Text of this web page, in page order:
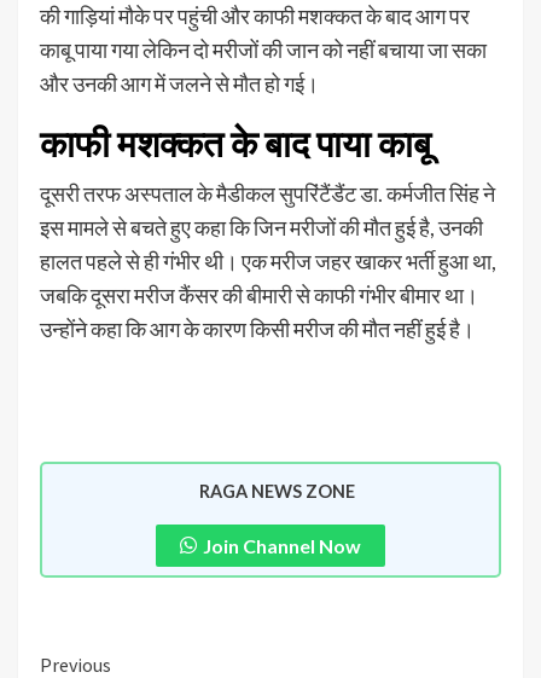
की गाड़ियां मौके पर पहुंची और काफी मशक्कत के बाद आग पर
काबू पाया गया लेकिन दो मरीजों की जान को नहीं बचाया जा सका
और उनकी आग में जलने से मौत हो गई।
काफी मशक्कत के बाद पाया काबू
दूसरी तरफ अस्पताल के मैडीकल सुपरिंटैंडैंट डा. कर्मजीत सिंह ने
इस मामले से बचते हुए कहा कि जिन मरीजों की मौत हुई है, उनकी
हालत पहले से ही गंभीर थी। एक मरीज जहर खाकर भर्ती हुआ था,
जबकि दूसरा मरीज कैंसर की बीमारी से काफी गंभीर बीमार था।
उन्होंने कहा कि आग के कारण किसी मरीज की मौत नहीं हुई है।
RAGA NEWS ZONE
Join Channel Now
Previous